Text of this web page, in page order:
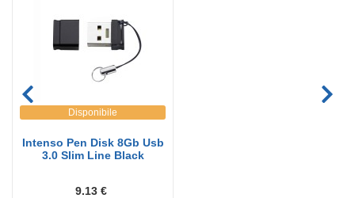
Disponibile
Intenso Pen Disk 8Gb Usb
3.0 Slim Line Black
9.13 €